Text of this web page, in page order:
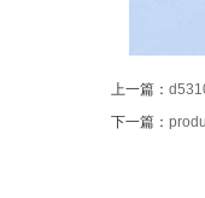
上一篇：
下一篇：